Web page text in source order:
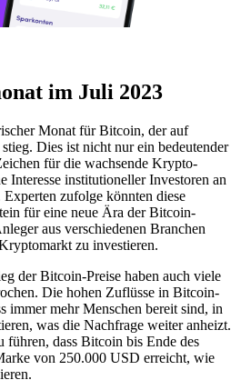
im Juli 2023
Monat für Bitcoin, der auf
Dies ist nicht nur ein bedeutender
für die wachsende Krypto-
Interesse institutioneller Investoren an
zufolge könnten diese
für eine neue Ära der Bitcoin-
aus verschiedenen Branchen
zu investieren.
der Bitcoin-Preise haben auch viele
Die hohen Zuflüsse in Bitcoin-
immer mehr Menschen bereit sind, in
was die Nachfrage weiter anheizt.
dass Bitcoin bis Ende des
von 250.000 USD erreicht, wie